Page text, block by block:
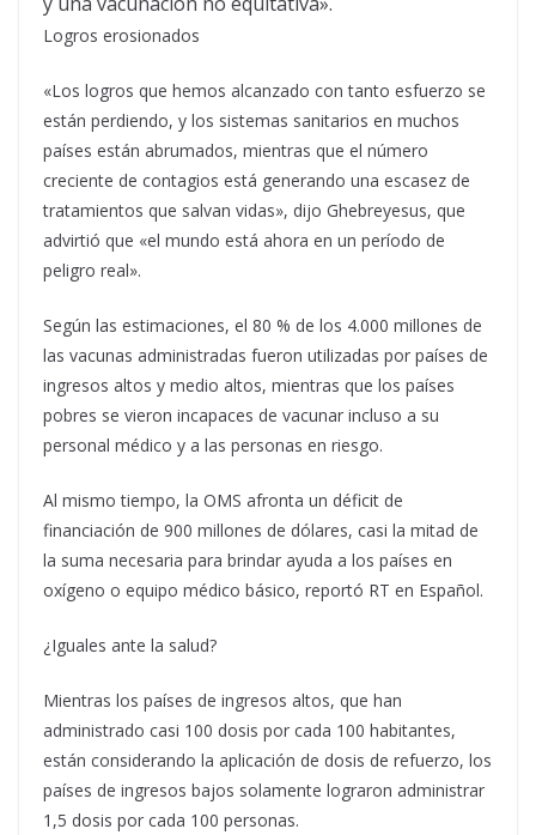
Logros erosionados
«Los logros que hemos alcanzado con tanto esfuerzo se
están perdiendo, y los sistemas sanitarios en muchos
países están abrumados, mientras que el número
creciente de contagios está generando una escasez de
tratamientos que salvan vidas», dijo Ghebreyesus, que
advirtió que «el mundo está ahora en un período de
peligro real».
Según las estimaciones, el 80 % de los 4.000 millones de
las vacunas administradas fueron utilizadas por países de
ingresos altos y medio altos, mientras que los países
pobres se vieron incapaces de vacunar incluso a su
personal médico y a las personas en riesgo.
Al mismo tiempo, la OMS afronta un déficit de
financiación de 900 millones de dólares, casi la mitad de
la suma necesaria para brindar ayuda a los países en
oxígeno o equipo médico básico, reportó RT en Español.
¿Iguales ante la salud?
Mientras los países de ingresos altos, que han
administrado casi 100 dosis por cada 100 habitantes,
están considerando la aplicación de dosis de refuerzo, los
países de ingresos bajos solamente lograron administrar
1,5 dosis por cada 100 personas.